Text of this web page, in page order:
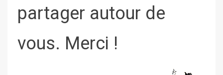
partager autour de
vous. Merci !